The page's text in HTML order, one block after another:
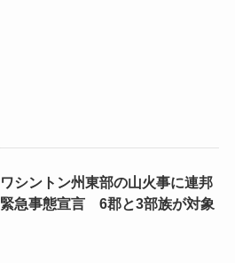
ワシントン州東部の山火事に連邦
緊急事態宣言 6郡と3部族が対象